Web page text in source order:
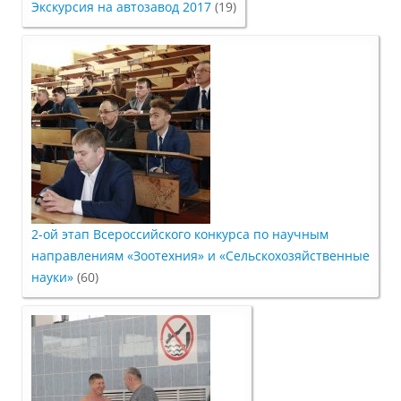
Студенческий отряд «Земляне»
Студенческий отряд «Спасатели»
Студенческий отряд «Строй.ru»
Профсоюз
Единое окно по поддержке молодых
семей
Экскурсия на автозавод 2017 (19)
2-ой этап Всероссийского конкурса по научным
направлениям «Зоотехния» и «Сельскохозяйственные
науки» (60)